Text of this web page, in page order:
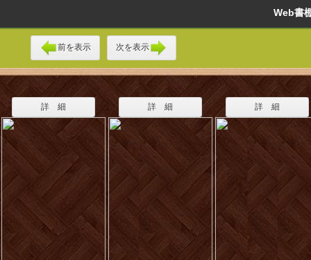
Web
前を表示 次を表示
詳 細 詳 細 詳 細